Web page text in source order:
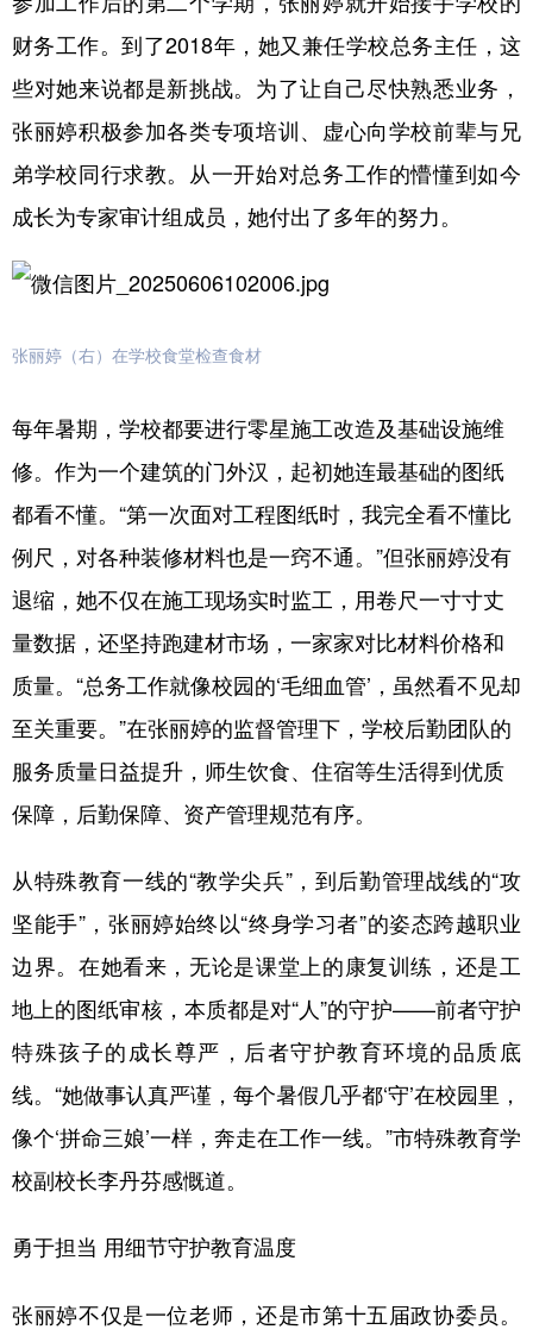
财务工作。到了2018年，她又兼任学校总务主任，这
些对她来说都是新挑战。为了让自己尽快熟悉业务，
张丽婷积极参加各类专项培训、虚心向学校前辈与兄
弟学校同行求教。从一开始对总务工作的懵懂到如今
成长为专家审计组成员，她付出了多年的努力。
张丽婷（右）在学校食堂检查食材
每年暑期，学校都要进行零星施工改造及基础设施维
修。作为一个建筑的门外汉，起初她连最基础的图纸
都看不懂。“第一次面对工程图纸时，我完全看不懂比
例尺，对各种装修材料也是一窍不通。”但张丽婷没有
退缩，她不仅在施工现场实时监工，用卷尺一寸寸丈
量数据，还坚持跑建材市场，一家家对比材料价格和
质量。“总务工作就像校园的‘毛细血管’，虽然看不见却
至关重要。”在张丽婷的监督管理下，学校后勤团队的
服务质量日益提升，师生饮食、住宿等生活得到优质
保障，后勤保障、资产管理规范有序。
从特殊教育一线的“教学尖兵”，到后勤管理战线的“攻
坚能手”，张丽婷始终以“终身学习者”的姿态跨越职业
边界。在她看来，无论是课堂上的康复训练，还是工
地上的图纸审核，本质都是对“人”的守护——前者守护
特殊孩子的成长尊严，后者守护教育环境的品质底
线。“她做事认真严谨，每个暑假几乎都‘守’在校园里，
像个‘拼命三娘’一样，奔走在工作一线。”市特殊教育学
校副校长李丹芬感慨道。
勇于担当 用细节守护教育温度
张丽婷不仅是一位老师，还是市第十五届政协委员。